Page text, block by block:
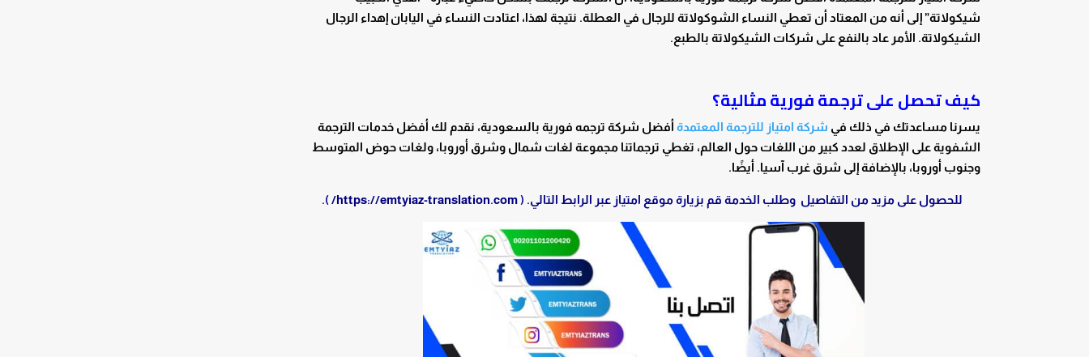
شيكولاتة” إلى أنه من المعتاد أن تعطي النساء الشوكولاتة للرجال في العطلة. نتيجة لهذا، اعتادت النساء في اليابان إهداء الرجال
الشيكولاتة. الأمر عاد بالنفع على شركات الشيكولاتة بالطبع.
كيف تحصل على ترجمة فورية مثالية؟
يسرنا مساعدتك في ذلك في شركة امتياز للترجمة المعتمدة أفضل شركة ترجمه فورية بالسعودية، نقدم لك أفضل خدمات الترجمة
الشفوية على الإطلاق لعدد كبير من اللغات حول العالم، تغطي ترجماتنا مجموعة لغات شمال وشرق أوروبا، ولغات حوض المتوسط
وجنوب أوروبا، بالإضافة إلى شرق غرب آسيا. أيضًا.
للحصول على مزيد من التفاصيل وطلب الخدمة قم بزيارة موقع امتياز عبر الرابط التالي. (https://emtyiaz-translation.com/
).